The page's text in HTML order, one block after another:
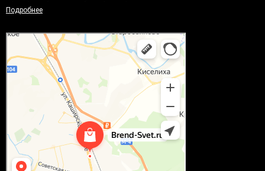
Подробнее